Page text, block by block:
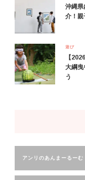
沖縄県
介！親
遊び
【
大綱曳
う
アンリのあんまーるーむ